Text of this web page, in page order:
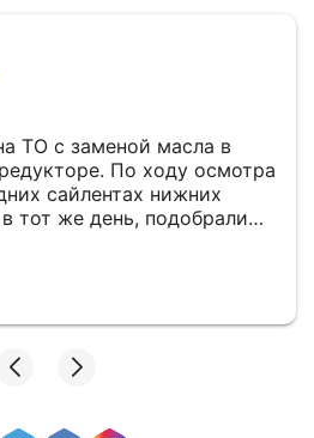
ТО с заменой масла в
По ходу осмотра
сайлентах нижних
тот же день, подобрали
не горел). Теперь
как влитая. В зоне
все на уровне.